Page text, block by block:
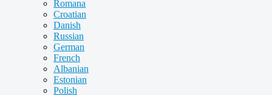
Romana
Croatian
Danish
Russian
German
French
Albanian
Estonian
Polish